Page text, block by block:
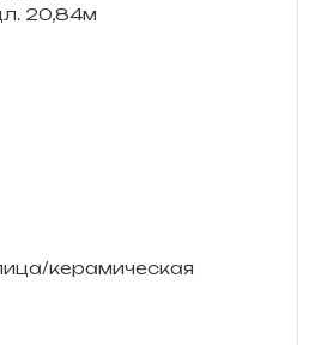
20,84м
керамическая